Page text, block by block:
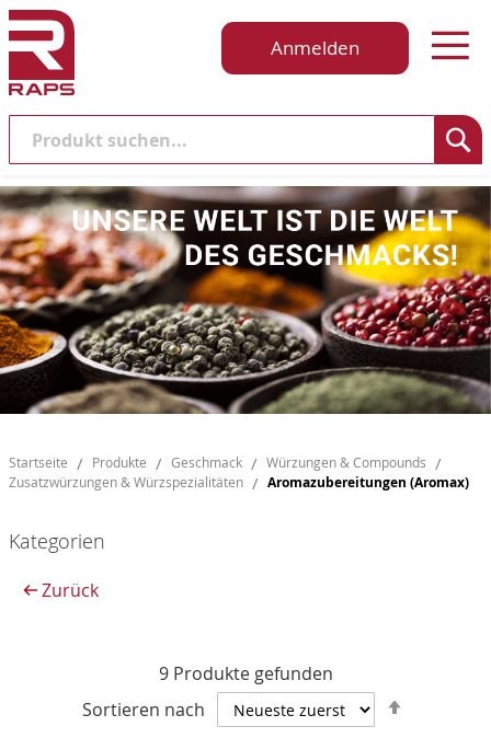
Anmelden
Suche
Startseite Produkte Geschmack
Würzungen & Compounds
Zusatzwürzungen & Würzspezialitäten
Aromazubereitungen (Aromax)
9Produkte gefunden
Sortieren nach
Kategorien
Zurück